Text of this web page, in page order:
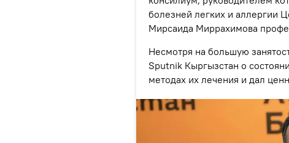
болезней легких и аллергии
Мирсаида Миррахимова
Несмотря на большую
Sputnik Кыргызстан о
методах их лечения и дал